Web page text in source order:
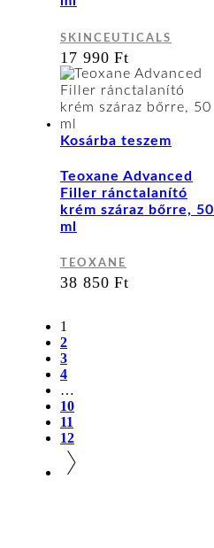
SKINCEUTICALS
17 990Ft
Kosárba teszem
Teoxane Advanced
Filler ránctalanító
krém száraz bőrre, 50
ml
TEOXANE
38 850Ft
1
2
3
4
…
10
11
12